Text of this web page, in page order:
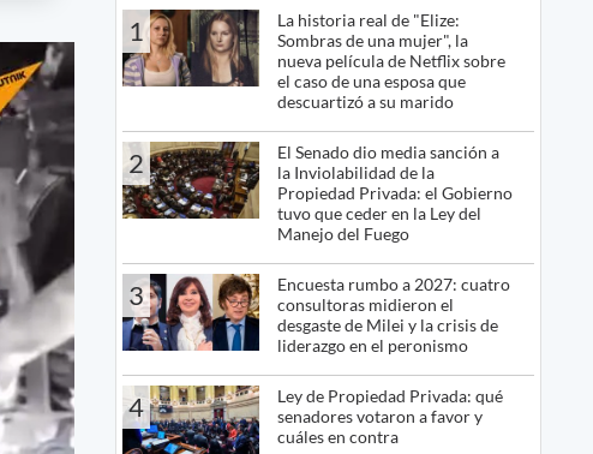
1
La historia real de "Elize:
Sombras de una mujer", la
nueva película de Netflix sobre
el caso de una esposa que
descuartizó a su marido
2
El Senado dio media sanción a
la Inviolabilidad de la
Propiedad Privada: el Gobierno
tuvo que ceder en la Ley del
Manejo del Fuego
3
Encuesta rumbo a 2027: cuatro
consultoras midieron el
desgaste de Milei y la crisis de
liderazgo en el peronismo
4
Ley de Propiedad Privada: qué
senadores votaron a favor y
cuáles en contra